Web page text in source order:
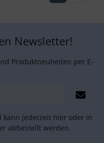
Newsletter!
Produktneuheiten per E-
kann jederzeit hier oder in
abbestellt werden.